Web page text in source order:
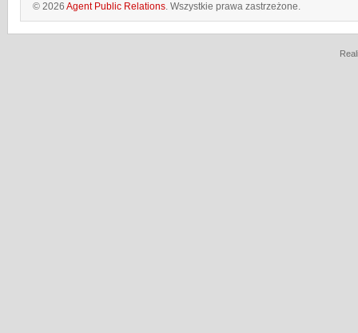
© 2026 Agent Public Relations. Wszystkie prawa zastrzeżone.